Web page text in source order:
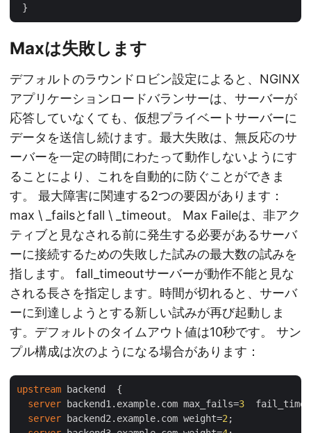
}
Maxは失敗します
デフォルトのラウンドロビン設定によると、NGINX
アプリケーションロードバランサーは、サーバーが
応答していなくても、仮想プライベートサーバーに
データを送信し続けます。最大失敗は、無反応のサ
ーバーを一定の時間にわたって動作しないようにす
ることにより、これを自動的に防ぐことができま
す。 最大障害に関連する2つの要因があります：
max \ _failsとfall \ _timeout。 Max Faileは、非アク
ティブと見なされる前に発生する必要があるサーバ
ーに接続するための失敗した試みの最大数の試みを
指します。 fall_timeoutサーバーが動作不能と見な
される長さを指定します。時間が切れると、サーバ
ーに到達しようとする新しい試みが再び起動しま
す。デフォルトのタイムアウト値は10秒です。 サン
プル構成は次のようになる場合があります：
upstream backend  {
server backend1.example.com max_fails=3
server backend2.example.com weight=2 ;